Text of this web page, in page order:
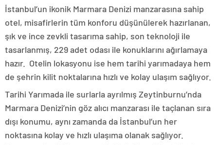
İstanbul’un ikonik Marmara Denizi manzarasına sahip
otel, misafirlerin tüm konforu düşünülerek hazırlanan,
şık ve ince zevkli tasarıma sahip, son teknoloji ile
tasarlanmış, 229 adet odası ile konuklarını ağırlamaya
hazır. Otelin lokasyonu ise hem tarihi yarımadaya hem
de şehrin kilit noktalarına hızlı ve kolay ulaşım sağlıyor.
Tarihi Yarımada ile surlarla ayrılmış Zeytinburnu’nda
Marmara Denizi’nin göz alıcı manzarası ile taçlanan sıra
dışı konumu, aynı zamanda da İstanbul’un her
noktasına kolay ve hızlı ulaşıma olanak sağlıyor.